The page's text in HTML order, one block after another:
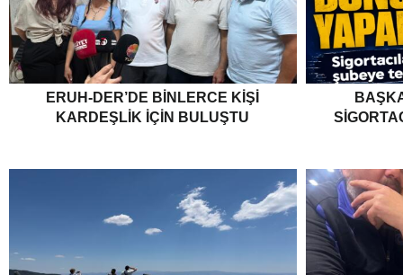
ERUH-DER’DE BINLERCE KIŞI
KARDEŞLIK İÇIN BULUŞTU